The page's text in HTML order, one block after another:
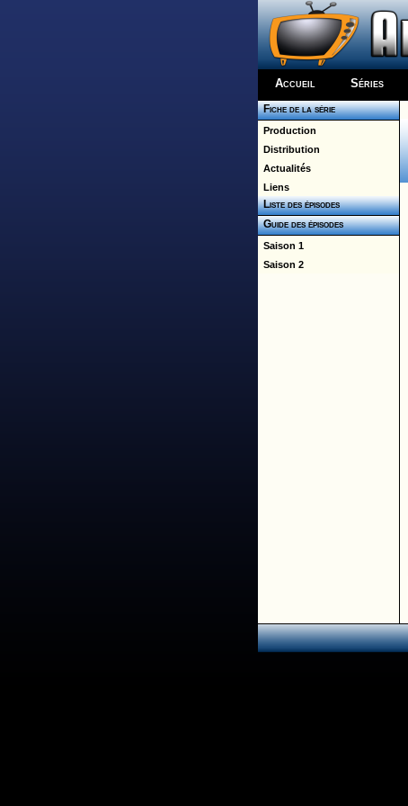
Accueil Séries
Fiche de la série
Production
Distribution
Actualités
Liens
Liste des épisodes
Guide des épisodes
Saison 1
Saison 2